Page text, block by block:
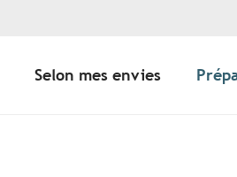
Selon mes envies